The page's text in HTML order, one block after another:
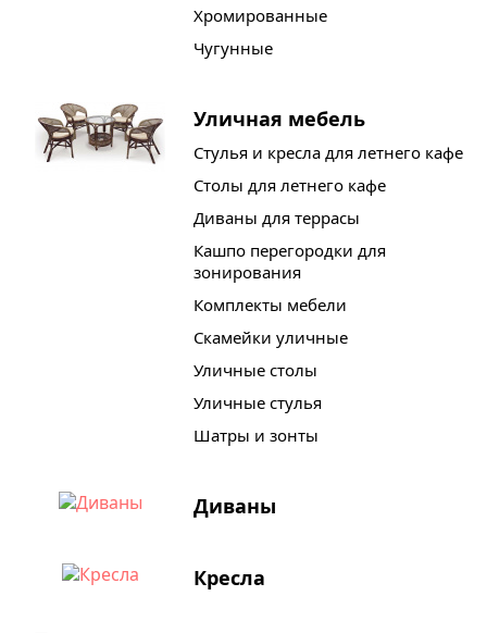
Хромированные
Чугунные
Уличная мебель
Стулья и кресла для летнего кафе
Столы для летнего кафе
Диваны для террасы
Кашпо перегородки для
зонирования
Комплекты мебели
Скамейки уличные
Уличные столы
Уличные стулья
Шатры и зонты
Диваны
Кресла